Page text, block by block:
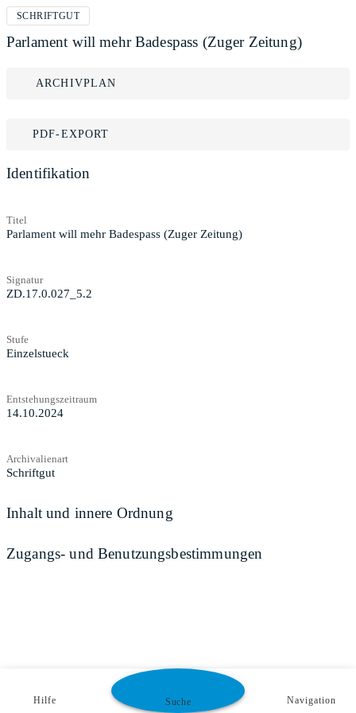
SCHRIFTGUT
Parlament will mehr Badespass (Zuger Zeitung)
ARCHIVPLAN
PDF-EXPORT
Identifikation
Titel
Parlament will mehr Badespass (Zuger Zeitung)
Signatur
ZD.17.0.027_5.2
Stufe
Einzelstueck
Entstehungszeitraum
14.10.2024
Archivalienart
Schriftgut
Inhalt und innere Ordnung
Zugangs- und Benutzungsbestimmungen
Hilfe Suche Navigation